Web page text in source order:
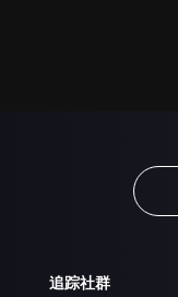
追踪社群